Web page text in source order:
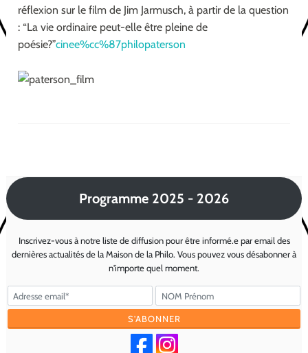
réflexion sur le film de Jim Jarmusch, à partir de la question
: “La vie ordinaire peut-elle être pleine de
poésie?”cinee%cc%87philopaterson
Programme 2025 - 2026
Inscrivez-vous à notre liste de diffusion pour être informé.e par email des
dernières actualités de la Maison de la Philo. Vous pouvez vous désabonner à
n'importe quel moment.